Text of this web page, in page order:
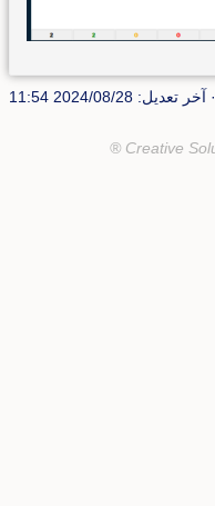
· آخر تعديل: 2024/08/28 11:54